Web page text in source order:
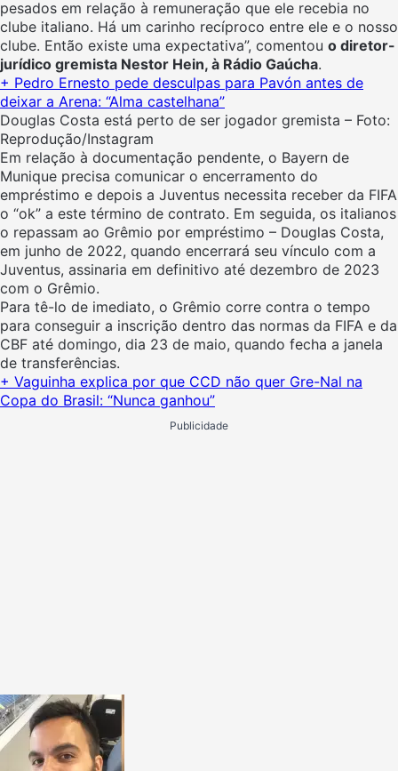
pesados em relação à remuneração que ele recebia no
clube italiano. Há um carinho recíproco entre ele e o nosso
clube. Então existe uma expectativa”, comentou o diretor-
jurídico gremista Nestor Hein, à Rádio Gaúcha.
+ Pedro Ernesto pede desculpas para Pavón antes de
deixar a Arena: “Alma castelhana”
Douglas Costa está perto de ser jogador gremista – Foto:
Reprodução/Instagram
Em relação à documentação pendente, o Bayern de
Munique precisa comunicar o encerramento do
empréstimo e depois a Juventus necessita receber da FIFA
o “ok” a este término de contrato. Em seguida, os italianos
o repassam ao Grêmio por empréstimo – Douglas Costa,
em junho de 2022, quando encerrará seu vínculo com a
Juventus, assinaria em definitivo até dezembro de 2023
com o Grêmio.
Para tê-lo de imediato, o Grêmio corre contra o tempo
para conseguir a inscrição dentro das normas da FIFA e da
CBF até domingo, dia 23 de maio, quando fecha a janela
de transferências.
+ Vaguinha explica por que CCD não quer Gre-Nal na
Copa do Brasil: “Nunca ganhou”
Publicidade